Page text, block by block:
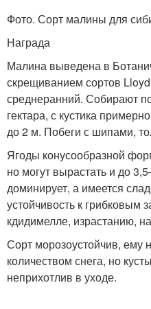
Фото. Сорт малины для
Награда
Малина выведена в
скрещиванием сортов
среднеранний. Собирают
гектара, с кустика
до 2 м. Побеги с шипами,
Ягоды конусообразной
но могут вырастать и до
доминирует, а имеется
устойчивость к грибковым
кдидимелле, израстанию,
Сорт морозоустойчив,
количеством снега, но
неприхотлив в уходе.